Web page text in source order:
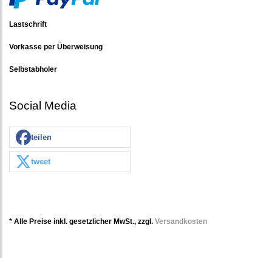
Lastschrift
Vorkasse per Überweisung
Selbstabholer
Social Media
teilen
tweet
* Alle Preise inkl. gesetzlicher MwSt., zzgl. Versandkosten